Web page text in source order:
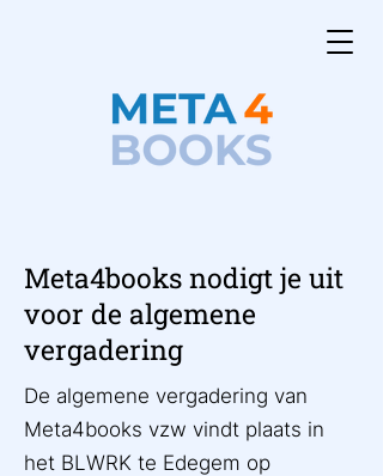
Meta4books nodigt je uit
voor de algemene
vergadering
De algemene vergadering van
Meta4books vzw vindt plaats in
het BLWRK te Edegem op